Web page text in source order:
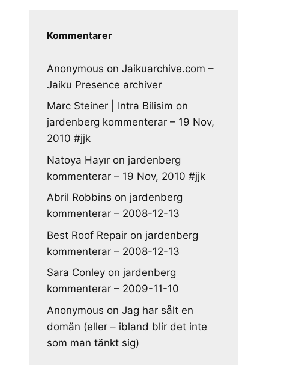
Kommentarer
Anonymous on Jaikuarchive.com –
Jaiku Presence archiver
Marc Steiner | Intra Bilisim on
jardenberg kommenterar – 19 Nov,
2010 #jjk
Natoya Hayır on jardenberg
kommenterar – 19 Nov, 2010 #jjk
Abril Robbins on jardenberg
kommenterar – 2008-12-13
Best Roof Repair on jardenberg
kommenterar – 2008-12-13
Sara Conley on jardenberg
kommenterar – 2009-11-10
Anonymous on Jag har sålt en
domän (eller – ibland blir det inte
som man tänkt sig)